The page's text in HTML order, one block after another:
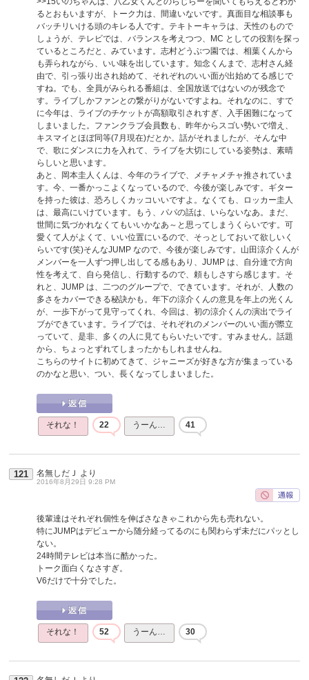
るとおもいますが、トーク力は、間違いないです。真面目な相談事も
バッチリいける頭のキレる人です。テキトーキャラは、天性のもので
しょうが、テレビでは、バランスを考えつつ、MC としての役割を探っ
ているところだと、みています。志村どうぶつ園では、相葉くんから
も弄られながら、いい味を出しています。知念くんまで、志村さん経
由で、引っ張り出され始めて、それぞれのいい面が出始めてる感じで
すね。でも、全員がみられる番組は、全国放送ではないのが残念で
す。ライブしかファンとの繋がりがないですよね。それなのに、すで
に今年は、ライブのチケットが高額取引されすぎ、入手困難になって
しまいました。ファンクラブ会員数も、昨年からスゴい勢いで増え、
キスマイとほぼ同等(7月現在)だとか。話がそれましたが、そんな中
で、歌にダンスに力を入れて、ライブを大切にしている姿勢は、素晴
らしいと思います。
あと、岡本圭人くんは、今年のライブで、メチャメチャ推されていま
す。今、一番かっこよくなっているので、今後が楽しみです。ギター
を持った彼は、恐ろしくカッコいいですよ。なくても、ロッカー圭人
は、最高にいけています。もう、パパの話は、いらないなあ。まだ、
世間に気づかれなくてもいいかなあ～と思ってしまうくらいです。可
愛くて人がよくて、いい位置にいるので、そっとしておいて欲しいく
らいです(笑)そんなJUMP なので、今後が楽しみです。山田涼介くんが
メンバーを一人ずつ押し出してる感もあり、JUMP は、自分達で方向
性を考えて、自ら発信し、行動するので、頼もしさすら感じます。そ
れと、JUMP は、二つのグループで、できています。それが、人数の
多さをカバーできる秘訣かも。年下の涼介くんの意見を年上の光くん
が、一歩下がって見守ってくれ、今回は、初の涼介くんの演出でライ
ブができています。ライブでは、それぞれのメンバーのいい面が際立
っていて、是非、多くの人に見てもらいたいです。すみません。話題
から、ちょっとずれてしまったかもしれませんね。
こちらのサイトに初めてきて、ジャニーズが好きな方が集まっている
のかなと思い、つい、長くなってしまいました。
それな！ 22 うーん… 41
121 名無しだＪ より
2016年8月29日 9:28 PM
後輩達はそれぞれ個性を伸ばさなきゃこれから先も売れない。
特にJUMPはデビューから随分経ってるのにも関わらず未だにパッとし
ない。
24時間テレビは本当に酷かった。
トーク面白くなさすぎ。
V6だけで十分でした。
それな！ 52 うーん… 30